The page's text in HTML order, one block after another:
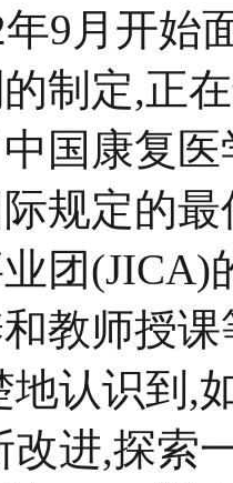
9月开始
制定,正
国康复
规定的
团(JICA)
教师授
地认识到,
改进,探索